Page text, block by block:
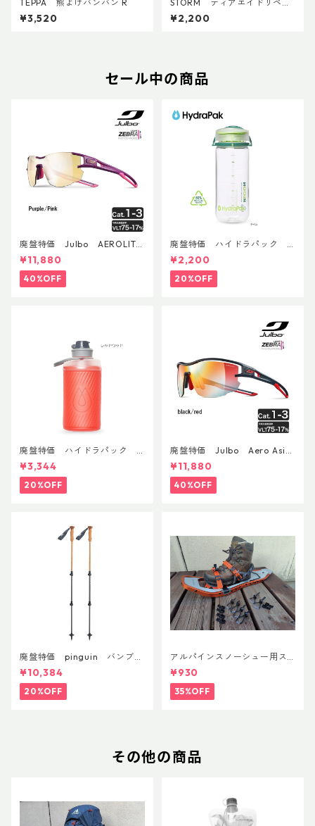
TEPPA 熊よけバンバン R
¥3,520
STORM ティアエイドリペア
パッチ
¥2,200
セール中の商品
廃盤特価 Julbo AEROLITE
AsianFit
¥11,880
40%OFF
廃盤特価 ハイドラパック
リーコン ツイスト＆シップ 50
0ml
¥2,200
20%OFF
廃盤特価 ハイドラパック
フラックス 750ml
¥3,344
20%OFF
廃盤特価 Julbo Aero Asia
nFit
¥11,880
40%OFF
廃盤特価 pinguin バンブー
FLフォーム(ペア)
¥10,384
20%OFF
アルパインスノーシュー用ス
トラップキャッチ(ペア)
¥930
35%OFF
その他の商品